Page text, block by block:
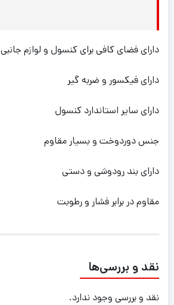
دارای فضای کافی برای کنسول و لوازم جانبی
دارای فیکسور و ضربه گیر
دارای سایر استاندارد کنسول
جنس دوردوخت و بسیار مقاوم
دارای بند رودوشی و دستی
مقاوم در برابر فشار و رطوبت
نقد و بررسی‌ها
نقد و بررسی وجود ندارد.